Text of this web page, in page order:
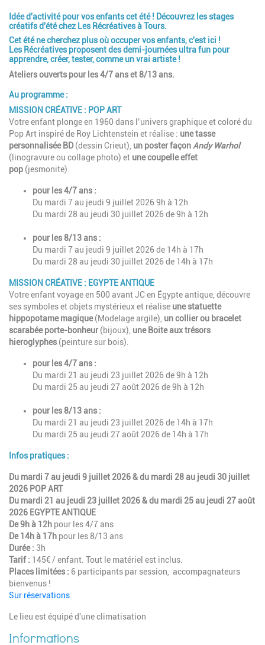
Idée d'activité pour vos enfants cet été ! Découvrez les stages
créatifs d'été chez Les Récréatives à Tours.
Cet été ne cherchez plus où occuper vos enfants, c'est ici !
Les Récréatives proposent des demi-journées ultra fun pour
apprendre, créer, tester, comme un vrai artiste !​
Ateliers ouverts pour les 4/7 ans et 8/13 ans.
Au programme : ​
MISSION CRÉATIVE : POP ART
Votre enfant plonge en 1960 dans l’univers graphique et coloré du
Pop Art inspiré de Roy Lichtenstein et réalise : une tasse
personnalisée BD (dessin Crieut), un poster façon Andy Warhol
(linogravure ou collage photo) et une coupelle effet
pop (jesmonite).
pour les 4/7 ans :
Du mardi 7 au jeudi 9 juillet 2026 9h à 12h
Du mardi 28 au jeudi 30 juillet 2026 de 9h à 12h
pour les 8/13 ans :
Du mardi 7 au jeudi 9 juillet 2026 de 14h à 17h
Du mardi 28 au jeudi 30 juillet 2026 de 14h à 17h
MISSION CRÉATIVE : EGYPTE ANTIQUE
​Votre enfant voyage en 500 avant JC en Égypte antique, découvre
ses symboles et objets mystérieux et réalise une statuette
hippopotame magique(Modelage argile), un collier ou bracelet
scarabée porte-bonheur (bijoux), une Boite aux trésors
hieroglyphes (peinture sur bois).
pour les 4/7 ans :
Du mardi 21 au jeudi 23 juillet 2026 de 9h à 12h
Du mardi 25 au jeudi 27 août 2026 de 9h à 12h
pour les 8/13 ans :
Du mardi 21 au jeudi 23 juillet 2026 de 14h à 17h
Du mardi 25 au jeudi 27 août 2026 de 14h à 17h
Infos pratiques :
Du mardi 7 au jeudi 9 juillet 2026 & du mardi 28 au jeudi 30 juillet
2026 POP ART
Du mardi 21 au jeudi 23 juillet 2026 & du mardi 25 au jeudi 27 août
2026 EGYPTE ANTIQUE
De 9h à 12h pour les 4/7 ans
De 14h à 17h pour les 8/13 ans
Durée : 3h
Tarif : 145€ / enfant. Tout le matériel est inclus.
Places limitées : 6 participants par session, accompagnateurs
bienvenus !
Sur réservations
Le lieu est équipé d'une climatisation